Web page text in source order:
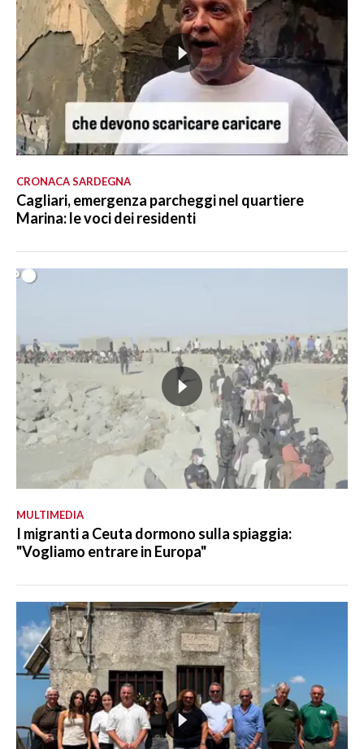
CRONACA SARDEGNA
Cagliari, emergenza parcheggi nel quartiere
Marina: le voci dei residenti
MULTIMEDIA
I migranti a Ceuta dormono sulla spiaggia:
"Vogliamo entrare in Europa"